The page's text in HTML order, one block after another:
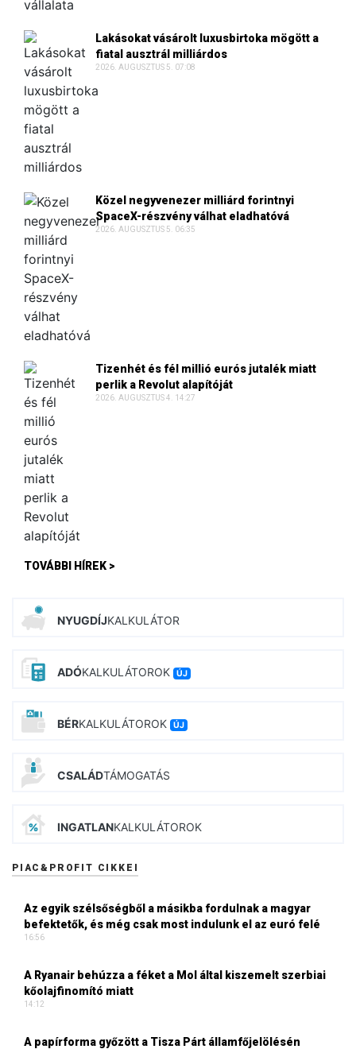
Lakásokat vásárolt luxusbirtoka mögött a
fiatal ausztrál milliárdos
2026. AUGUSZTUS 5. 07:08
Közel negyvenezer milliárd forintnyi
SpaceX-részvény válhat eladhatóvá
2026. AUGUSZTUS 5. 06:35
Tizenhét és fél millió eurós jutalék miatt
perlik a Revolut alapítóját
2026. AUGUSZTUS 4. 14:27
TOVÁBBI HÍREK >
NYUGDÍJKALKULÁTOR
ADÓKALKULÁTOROK ÚJ
BÉRKALKULÁTOROK ÚJ
CSALÁDTÁMOGATÁS
INGATLANKALKULÁTOROK
PIAC&PROFIT CIKKEI
Az egyik szélsőségből a másikba fordulnak a magyar
befektetők, és még csak most indulunk el az euró felé
16:56
A Ryanair behúzza a féket a Mol által kiszemelt szerbiai
kőolajfinomító miatt
14:12
A papírforma győzött a Tisza Párt államfőjelölésén